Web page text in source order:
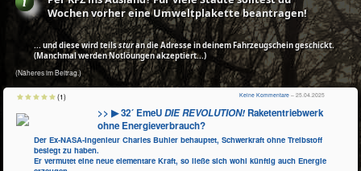
Wochen vorher eine Umweltplakette beantragen!
... und diese wird teilssturan die Adresse in deinem Fahrzeugschein geschickt.
(Manchmal werden Notlöungen akzeptiert...)
(Näheres im Beitrag.)
>> ▶ 32´ EmeUDIE REVOLUTION! Raketentriebwerk
ohne Energieverbrauch?
Der Ex-NASA-Ingenieur Charles Buhler behauptet, Schwerkraft ohne Treibstoff
besiegt zu haben.
Er vermutet eine neue elementare Kraft, so ließe sich wohl künftig auch Energie
Keine Kommentare – 25.04.2025
(1)